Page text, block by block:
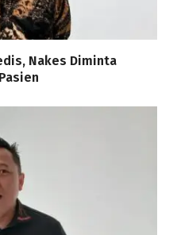
Nakes Diminta